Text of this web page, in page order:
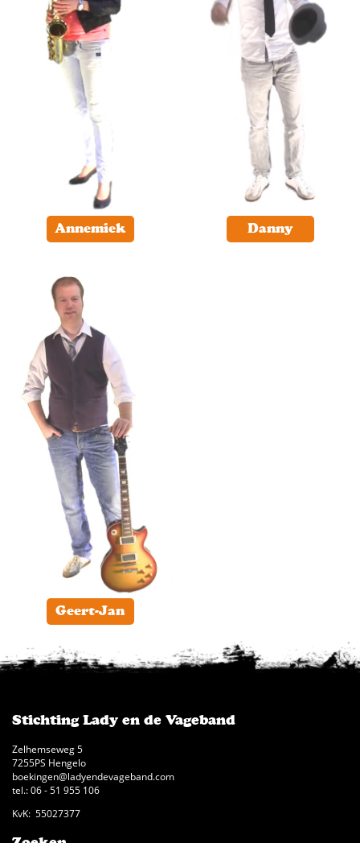
Annemiek Danny
Geert-Jan
Stichting Lady en de Vageband
Zelhemseweg 5
7255PS Hengelo
boekingen@ladyendevageband.com
tel.: 06 - 51 955 106
KvK: 55027377